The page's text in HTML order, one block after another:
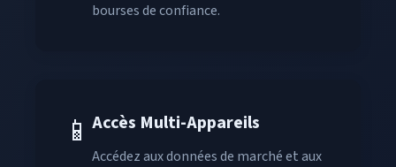
bourses de confiance.
📱 Accès Multi-Appareils
Accédez aux données de marché et aux